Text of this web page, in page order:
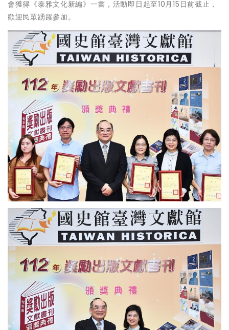
會獲得《泰雅文化新編》一書，活動即日起至10月15日前截止，
歡迎民眾踴躍參加。